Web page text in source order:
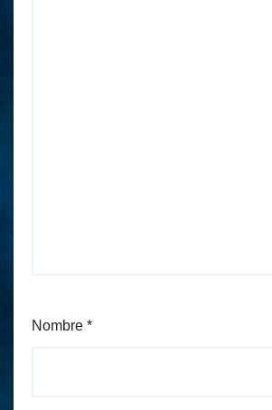
Nombre *